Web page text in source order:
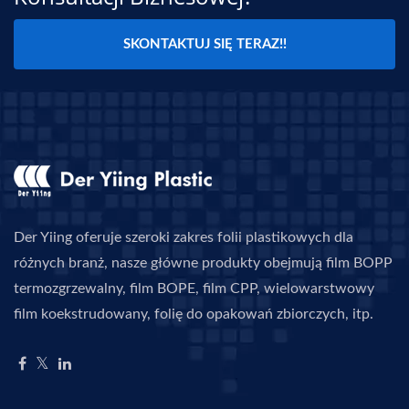
SKONTAKTUJ SIĘ TERAZ!!
Der Yiing oferuje szeroki zakres folii plastikowych dla
różnych branż, nasze główne produkty obejmują film BOPP
termozgrzewalny, film BOPE, film CPP, wielowarstwowy
film koekstrudowany, folię do opakowań zbiorczych, itp.